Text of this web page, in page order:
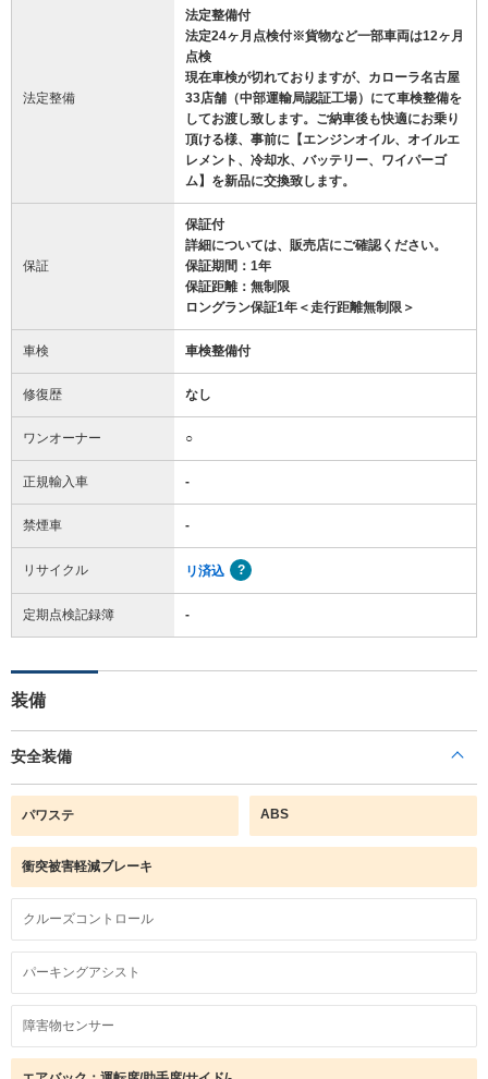
法定整備
法定整備付
法定24ヶ月点検付※貨物など一部車両は12ヶ月
点検
現在車検が切れておりますが、カローラ名古屋
33店舗（中部運輸局認証工場）にて車検整備を
してお渡し致します。ご納車後も快適にお乗り
頂ける様、事前に【エンジンオイル、オイルエ
レメント、冷却水、バッテリー、ワイパーゴ
ム】を新品に交換致します。
保証
保証付
詳細については、販売店にご確認ください。
保証期間：1年
保証距離：無制限
ロングラン保証1年＜走行距離無制限＞
車検 車検整備付
修復歴 なし
ワンオーナー ○
正規輸入車 -
禁煙車 -
リサイクル リ済込
定期点検記録簿 -
装備
安全装備
パワステ ABS
衝突被害軽減ブレーキ
クルーズコントロール
パーキングアシスト
障害物センサー